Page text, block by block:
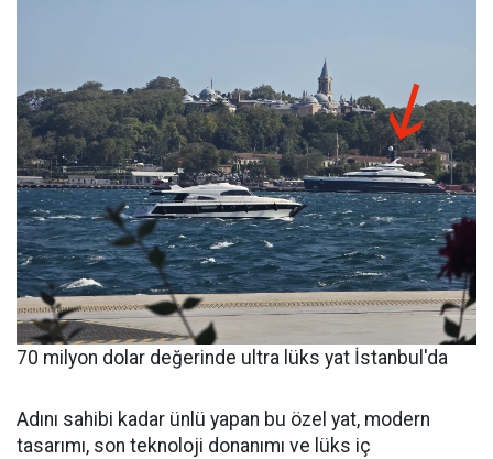
70 milyon dolar değerinde ultra lüks yat İstanbul'da
Adını sahibi kadar ünlü yapan bu özel yat, modern
tasarımı, son teknoloji donanımı ve lüks iç